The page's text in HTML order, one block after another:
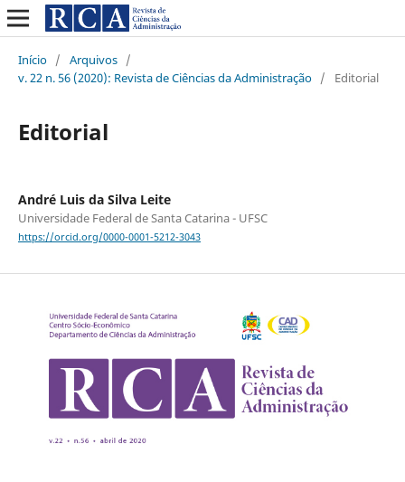
Início / Arquivos /
v. 22 n. 56 (2020): Revista de Ciências da Administração / Editorial
Editorial
André Luis da Silva Leite
Universidade Federal de Santa Catarina - UFSC
https://orcid.org/0000-0001-5212-3043